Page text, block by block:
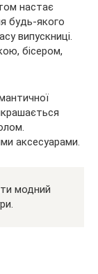
настає
будь-якого
випускниці.
бісером,
аксесуарами.
модний